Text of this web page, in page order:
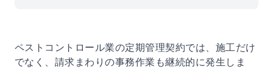
ペストコントロール業の定期管理契約では、施工だけ
でなく、請求まわりの事務作業も継続的に発生しま